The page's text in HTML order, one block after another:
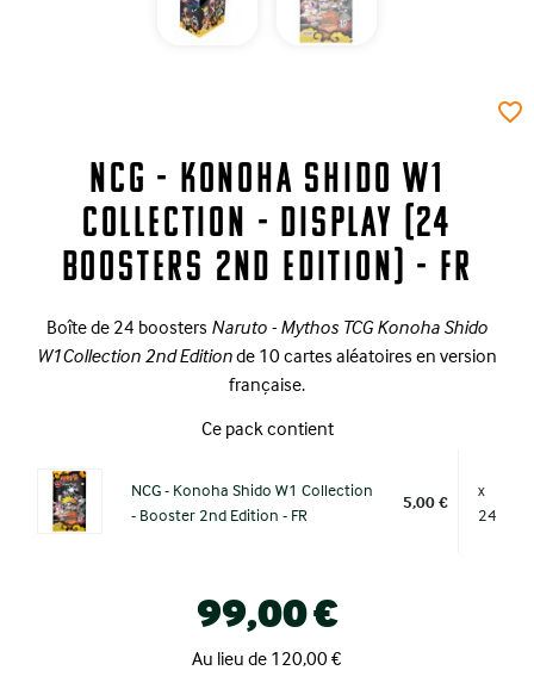
NCG - Konoha Shido W1
Collection - Display (24
Boosters 2nd Edition) - FR
Boîte de 24 boosters Naruto - Mythos TCG Konoha Shido
W1Collection 2nd Editionde 10 cartes aléatoires en version
française.
Ce pack contient
NCG - Konoha Shido W1 Collection
- Booster 2nd Edition - FR
5,00 €
x
24
99,00 €
Au lieu de 120,00 €
favorite_border